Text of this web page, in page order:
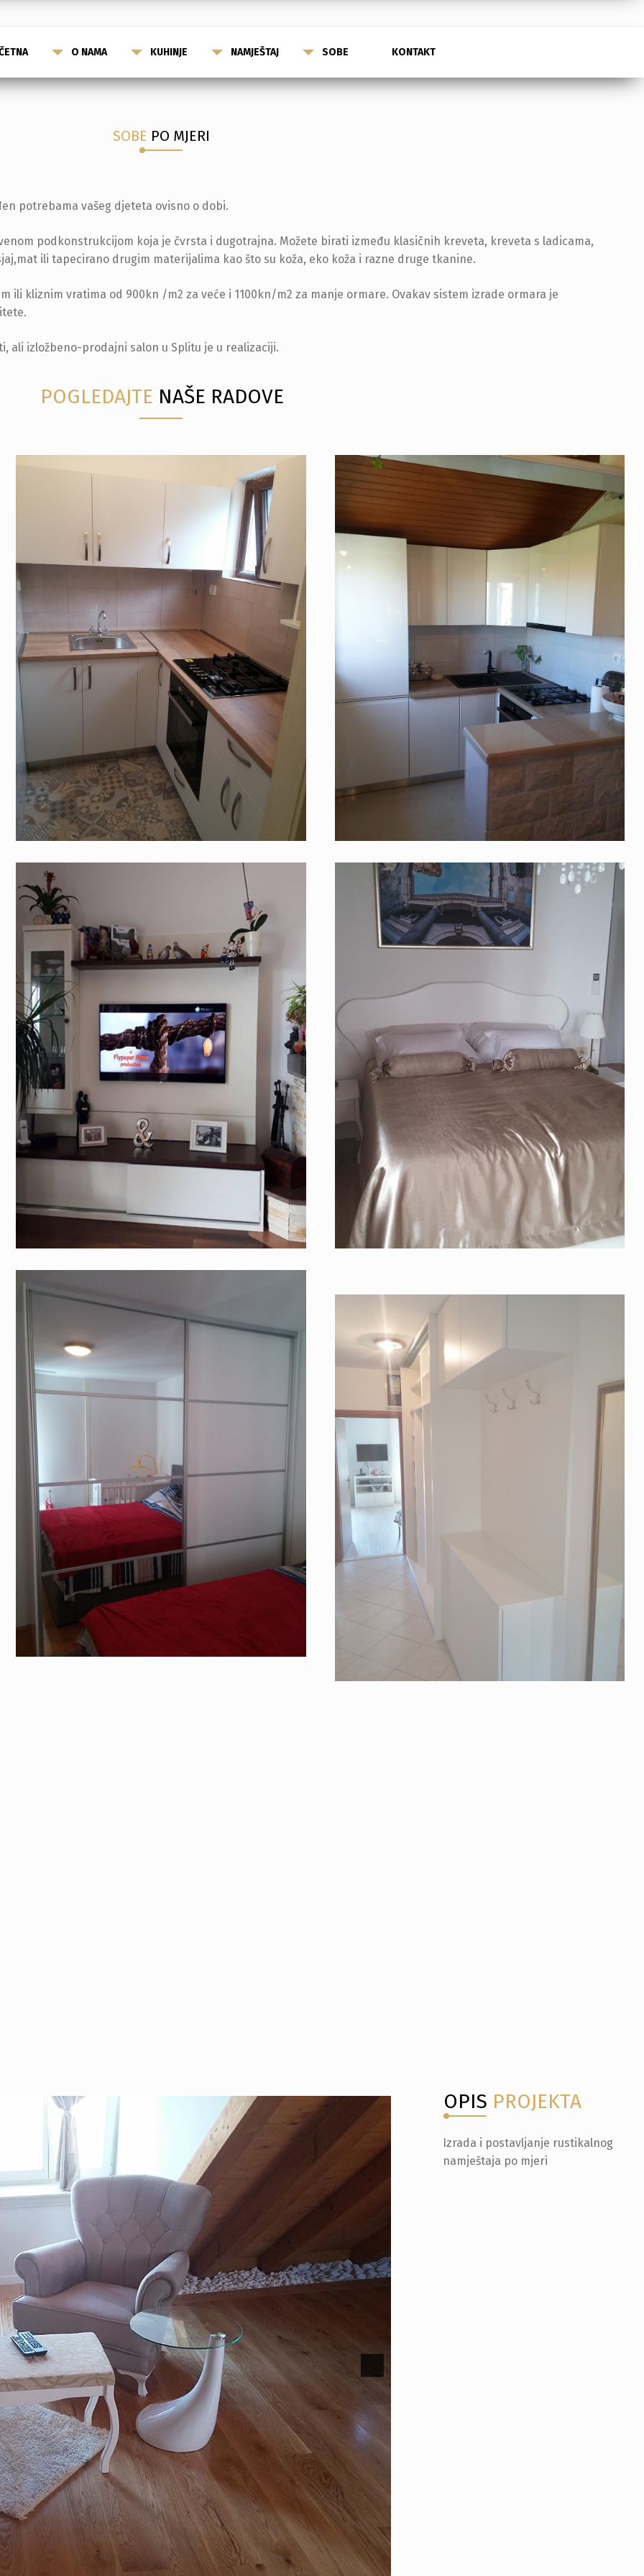
O NAMA KUHINJE NAMJEŠTAJ SOBE KONTAKT
SOBE PO MJERI
potrebama vašeg djeteta ovisno o dobi.
podkonstrukcijom koja je čvrsta i dugotrajna. Možete birati između klasičnih kreveta, kreveta s ladicama,
ili tapecirano drugim materijalima kao što su koža, eko koža i razne druge tkanine.
ili kliznim vratima od 900kn /m2 za veće i 1100kn/m2 za manje ormare. Ovakav sistem izrade ormara je
ali izložbeno-prodajni salon u Splitu je u realizaciji.
POGLEDAJTE NAŠE RADOVE
kuhinje Mdf kuhinje
boravci Kreveti
Predsoblja
OPIS PROJEKTA
Izrada i postavljanje rustikalnog
namještaja po mjeri